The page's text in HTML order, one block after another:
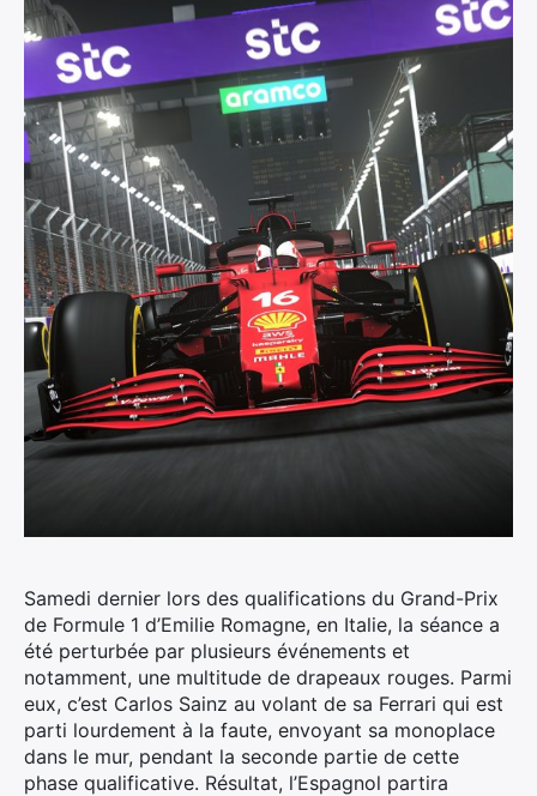
Samedi dernier lors des qualifications du Grand-Prix
de Formule 1 d’Emilie Romagne, en Italie, la séance a
été perturbée par plusieurs événements et
notamment, une multitude de drapeaux rouges. Parmi
eux, c’est Carlos Sainz au volant de sa Ferrari qui est
parti lourdement à la faute, envoyant sa monoplace
dans le mur, pendant la seconde partie de cette
phase qualificative. Résultat, l’Espagnol partira